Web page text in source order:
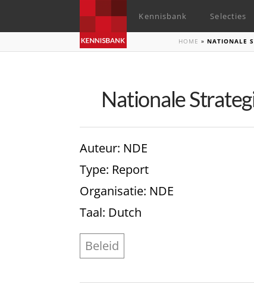
Kennisbank Selecties
HOME »NATIONALE
Nationale
Auteur: NDE
Type: Report
Organisatie: NDE
Taal: Dutch
Beleid